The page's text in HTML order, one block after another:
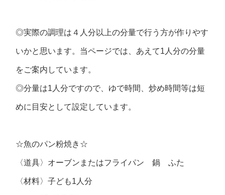
◎実際の調理は４人分以上の分量で行う方が作りやす
いかと思います。当ページでは、あえて1人分の分量
をご案内しています。
◎分量は1人分ですので、ゆで時間、炒め時間等は短
めに目安として設定しています。
☆魚のパン粉焼き☆
〈道具〉オーブンまたはフライパン 鍋 ふた
〈材料〉子ども1人分